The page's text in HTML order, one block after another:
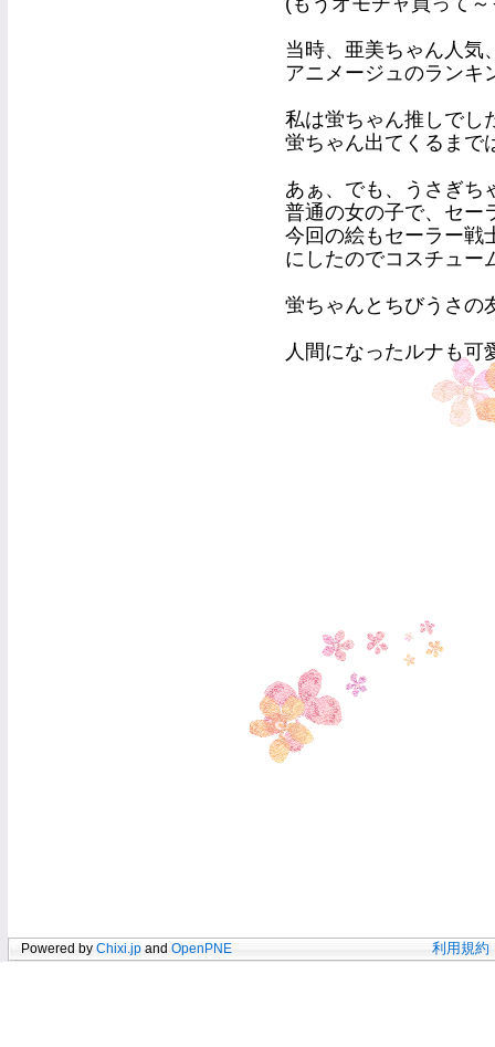
当時、亜美ちゃん人
アニメージュのランキ
私は蛍ちゃん推しでし
蛍ちゃん出てくるまで
あぁ、でも、うさぎち
普通の女の子で、セー
今回の絵もセーラー戦
にしたのでコスチュー
蛍ちゃんとちびうさの
人間になったルナも
Powered by Chixi.jp and OpenPNE 利用規約